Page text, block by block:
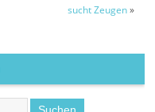
sucht Zeugen»